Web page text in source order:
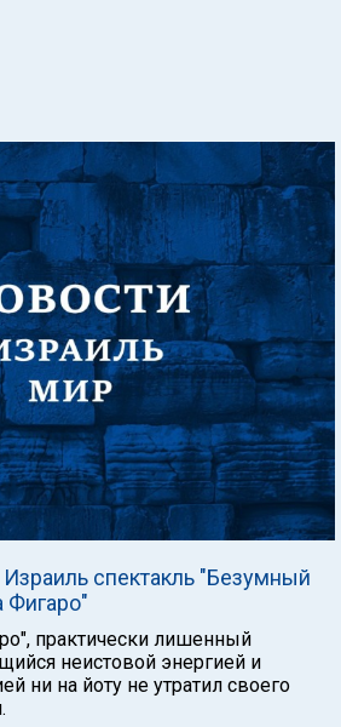
спектакль "Безумный
Фигаро"
практически лишенный
неистовой энергией и
ни на йоту не утратил своего